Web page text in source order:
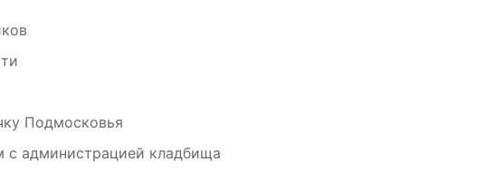
Подмосковья
администрацией кладбища